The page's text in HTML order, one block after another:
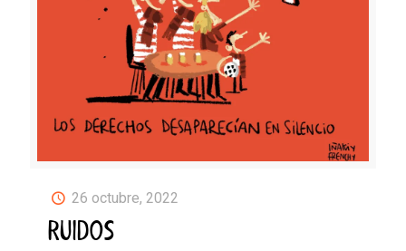
26 octubre, 2022
RUIDOS